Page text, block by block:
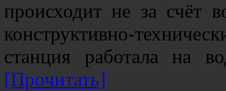
происходит не за счёт
конструктивно-
станция работала на
[Прочитать]